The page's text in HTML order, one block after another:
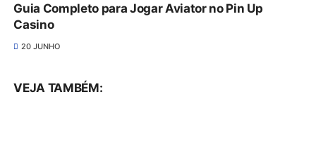
Guia Completo para Jogar Aviator no Pin Up
Casino
20 JUNHO
VEJA TAMBÉM: